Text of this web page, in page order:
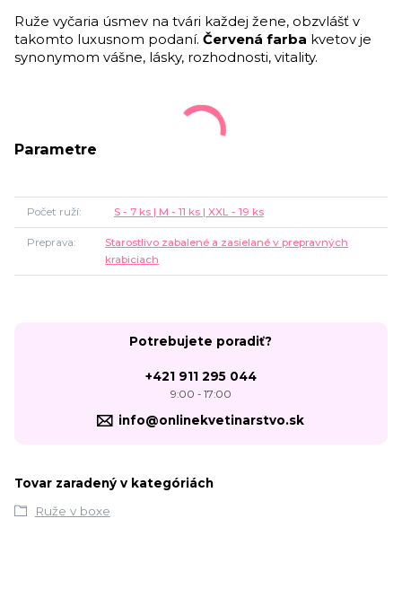
Ruže vyčaria úsmev na tvári každej žene, obzvlášť v
takomto luxusnom podaní. Červená farba kvetov je
synonymom vášne, lásky, rozhodnosti, vitality.
Parametre
Počet ruží S - 7 ks | M - 11 ks | XXL - 19 ks
Preprava
Starostlivo zabalené a zasielané v prepravných
krabiciach
Potrebujete poradiť?
+421 911 295 044
9:00 - 17:00
info@onlinekvetinarstvo.sk
Tovar zaradený v kategóriách
Ruže v boxe